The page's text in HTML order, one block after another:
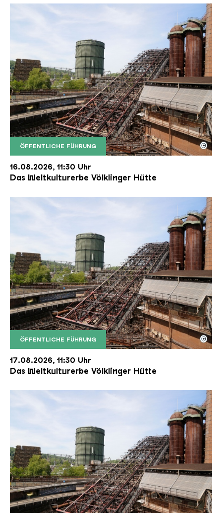
ÖFFENTLICHE FÜHRUNG
Der Erzschrägaufzug der Völklinger Hütte mit
Copyright: Weltkulturerbe Völklinger Hütte | Karl
©
16.08.2026, 11:30 Uhr
Das Weltkulturerbe Völklinger Hütte
ÖFFENTLICHE FÜHRUNG
Der Erzschrägaufzug der Völklinger Hütte mit
Copyright: Weltkulturerbe Völklinger Hütte | Karl
©
17.08.2026, 11:30 Uhr
Das Weltkulturerbe Völklinger Hütte